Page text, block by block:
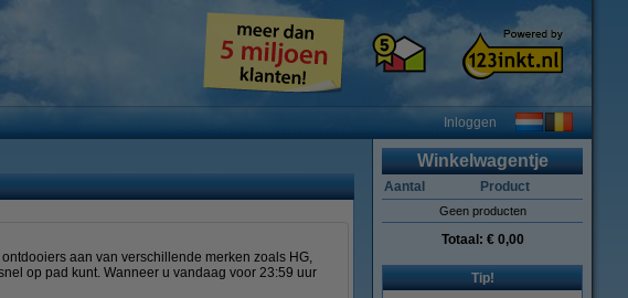
Inloggen
aan van verschillende merken zoals HG,
op pad kunt. Wanneer u vandaag voor 23:59 uur
Winkelwagentje
Aantal Product
Geen producten
Totaal: € 0,00
Tip!